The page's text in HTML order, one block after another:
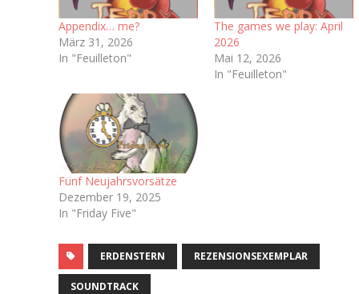
Appendix… me?
März 31, 2026
In "Feuilleton"
The games we play: April
2026
Mai 12, 2026
In "Feuilleton"
Fünf Neujahrsvorsätze
Dezember 19, 2025
In "Friday Five"
ERDENSTERN REZENSIONSEXEMPLAR
SOUNDTRACK